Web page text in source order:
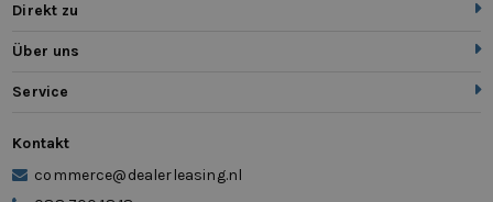
Direkt zu
Über uns
Service
Kontakt
commerce@dealerleasing.nl